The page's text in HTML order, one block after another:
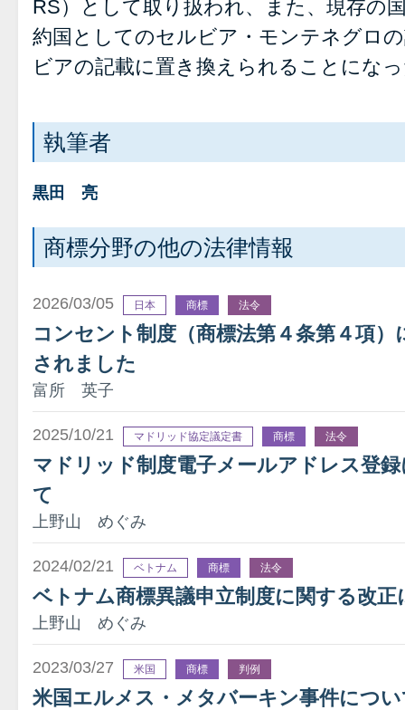
RS）として取り扱われ、また、現存の
約国としてのセルビア・モンテネグロ
ビアの記載に置き換えられることにな
執筆者
黒田 亮
商標分野の他の法律情報
2026/03/05 日本 商標 法令
コンセント制度（商標法第４条第４項
されました
富所 英子
2025/10/21 マドリッド協定議定書 商標 法令
マドリッド制度電子メールアドレス登
て
上野山 めぐみ
2024/02/21 ベトナム 商標 法令
ベトナム商標異議申立制度に関する改正
上野山 めぐみ
2023/03/27 米国 商標 判例
米国エルメス・メタバーキン事件につ